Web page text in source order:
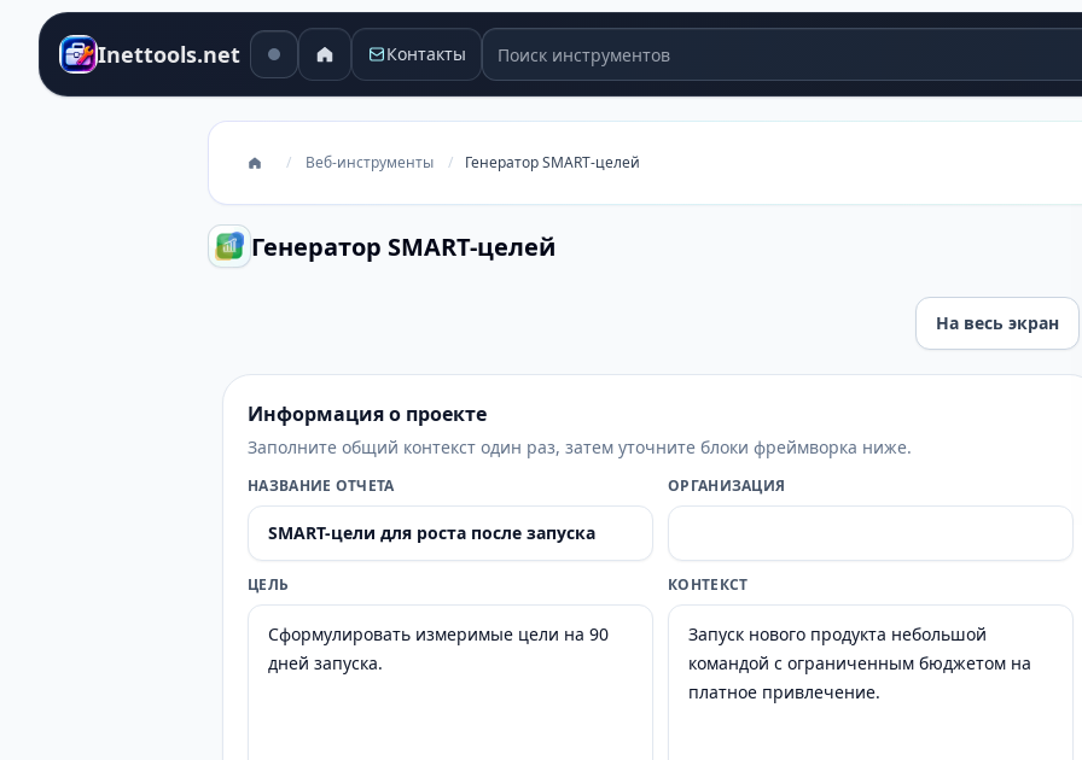
Inettools.net Контакты Поиск инструментов
/ Веб-инструменты / Генератор SMART-целей
Генератор SMART-целей
На весь экран
Информация о проекте
Заполните общий контекст один раз, затем уточните блоки фреймворка ниже.
НАЗВАНИЕ ОТЧЕТА ОРГАНИЗАЦИЯ
ЦЕЛЬ КОНТЕКСТ